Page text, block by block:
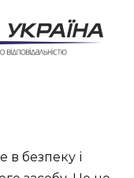
в безпеку і